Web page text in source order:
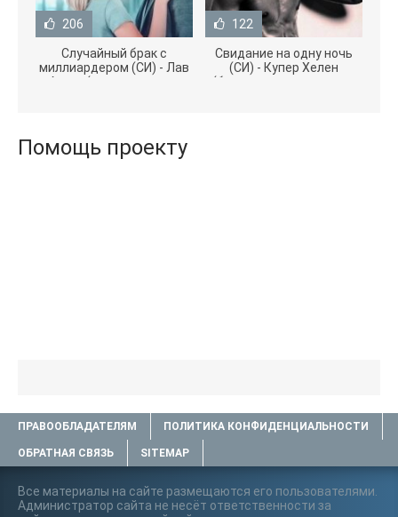
206
Случайный брак с
миллиардером (СИ) - Лав
Агата (полная версия
122
Свидание на одну ночь
(СИ) - Купер Хелен
(бесплатные серии книг
Помощь проекту
ПРАВООБЛАДАТЕЛЯМ ПОЛИТИКА КОНФИДЕНЦИАЛЬНОСТИ
ОБРАТНАЯ СВЯЗЬ SITEMAP
Все материалы на сайте размещаются его пользователями.
Администратор сайта не несёт ответственности за